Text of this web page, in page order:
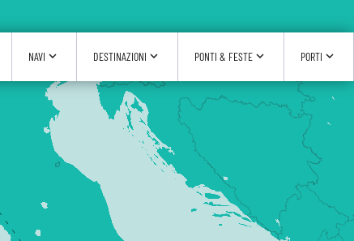
NAVI expand_more DESTINAZIONI expand_more PONTI & FESTE expand_more PORTI expand_more